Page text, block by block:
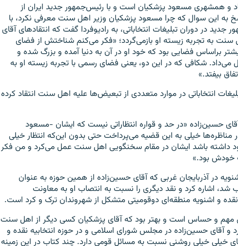
و همشهری مسعود پزشکیان است و با رئیس‌جمهور جدید ایران از
به این سوال که چرا مسعود پزشکیان وزیر اهل سنت معرفی نکرد، با
در دوران تبلیغات انتخاباتی، به رادیوفردا گفت که انتقادهای آقای
سنت به تجربه زیسته او بازمی‌گردد؛ «فکر می‌کنم شناختش از فضای
براساس فضایی بود که خود او در آن به‌ دنیا آمده و بزرگ شده و
شکافی که در این دو،‌ یعنی فضای رسمی با تجربه زیسته او به
بیفتد.»
انتخاباتی در موارد متعددی از تبعیض‌ها علیه اهل سنت انتقاد کرده
حسین‌زاده «در حد و قواره انتظاراتی نیست که ایشان -مسعود
خیلی به این قضیه می‌پرداخت حتی بدون این‌که انتظار خیلی
باشد ایشان در مقام سخنگویی اهل سنت عمل می‌کرد و من فکر
خودش بود.»
در آذربایجان غربی که آقای حسین‌زاده از همین حوزه به عنوان
شد، اشاره کرد و نقد دیگری را نسبت به انتصاب او به معاونت
و اشنویه منطقه‌ای دوقومیتی متشکل از شهروندان ترک و کرد است.
مهم و حساس است و بهتر بود که آقای پزشکیان کسی دیگر از اهل سنت
و آقای حسین‌زاده در مجلس شورای اسلامی و در حوزه انتخابیه نقده و
خیلی خیلی روشنی نسبت به مسائل قومی دارد. چند کتاب در این زمینه